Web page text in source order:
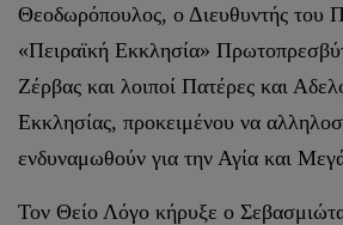
Θεοδωρόπουλος, ο Διευθυντής του
«Πειραϊκή Εκκλησία»
Ζέρβας και λοιποί Πατέρες και
Εκκλησίας, προκειμένου να
ενδυναμωθούν για την Αγία και
Τον Θείο Λόγο κήρυξε ο